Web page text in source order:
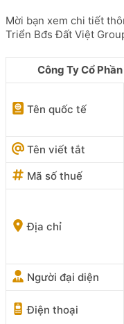
Mời bạn xem chi tiết
Triển Bđs Đất Việt
Công Ty Cổ
Tên quốc tế
Tên viết tắt
Mã số thuế
Địa chỉ
Người đại diện
Điện thoại